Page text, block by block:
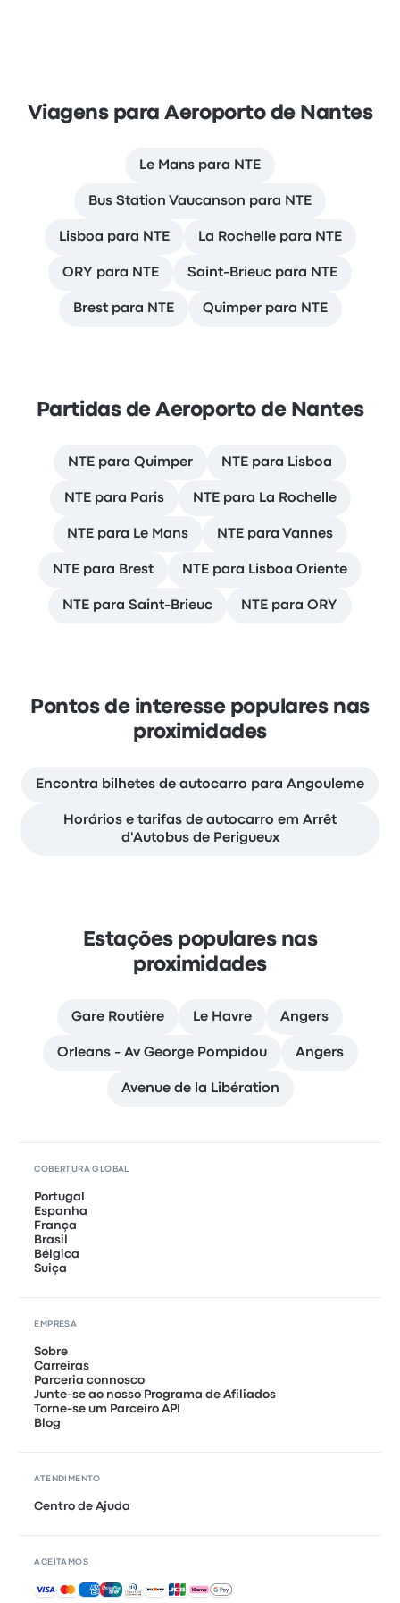
Viagens para Aeroporto de Nantes
Le Mans para NTE
Bus Station Vaucanson para NTE
Lisboa para NTE La Rochelle para NTE
ORY para NTE Saint-Brieuc para NTE
Brest para NTE Quimper para NTE
Partidas de Aeroporto de Nantes
NTE para Quimper NTE para Lisboa
NTE para Paris NTE para La Rochelle
NTE para Le Mans NTE para Vannes
NTE para Brest NTE para Lisboa Oriente
NTE para Saint-Brieuc NTE para ORY
Pontos de interesse populares nas
proximidades
Encontra bilhetes de autocarro para Angouleme
Horários e tarifas de autocarro em Arrêt
d'Autobus de Perigueux
Estações populares nas
proximidades
Gare Routière Le Havre Angers
Orleans - Av George Pompidou Angers
Avenue de la Libération
COBERTURA GLOBAL
Portugal
Espanha
França
Brasil
Bélgica
Suiça
EMPRESA
Sobre
Carreiras
Parceria connosco
Junte-se ao nosso Programa de Afiliados
Torne-se um Parceiro API
Blog
ATENDIMENTO
Centro de Ajuda
ACEITAMOS
Pagamentos aceites